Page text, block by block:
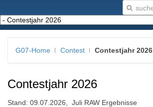
G07-Home Contest Contestjahr 2026
Contestjahr 2026
Stand: 09.07.2026, Juli RAW Ergebnisse